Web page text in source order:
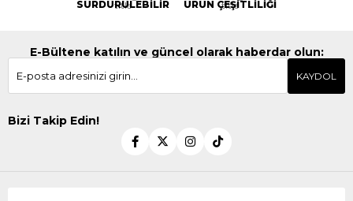
SÜRDÜRÜLEBİLİR ÜRÜN ÇEŞİTLİLİĞİ
E-Bültene katılın ve güncel olarak haberdar olun:
KAYDOL
Bizi Takip Edin!